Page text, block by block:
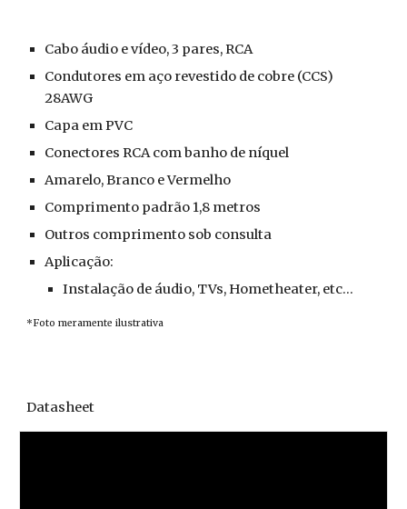
Cabo áudio e vídeo, 3 pares, RCA
Condutores em aço revestido de cobre (CCS)
28AWG
Capa em PVC
Conectores RCA com banho de níquel
Amarelo, Branco e Vermelho
Comprimento padrão 1,8 metros
Outros comprimento sob consulta
Aplicação:
Instalação de áudio, TVs, Hometheater, etc...
*Foto meramente ilustrativa
Datasheet